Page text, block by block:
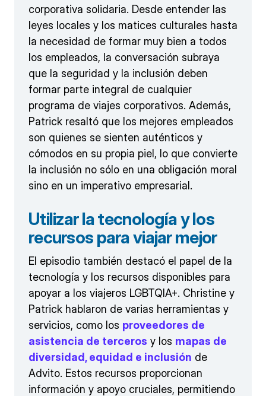
corporativa solidaria. Desde entender las
leyes locales y los matices culturales hasta
la necesidad de formar muy bien a todos
los empleados, la conversación subraya
que la seguridad y la inclusión deben
formar parte integral de cualquier
programa de viajes corporativos. Además,
Patrick resaltó que los mejores empleados
son quienes se sienten auténticos y
cómodos en su propia piel, lo que convierte
la inclusión no sólo en una obligación moral
sino en un imperativo empresarial.
Utilizar la tecnología y los
recursos para viajar mejor
El episodio también destacó el papel de la
tecnología y los recursos disponibles para
apoyar a los viajeros LGBTQIA+. Christine y
Patrick hablaron de varias herramientas y
servicios, como los proveedores de
asistencia de terceros y los mapas de
diversidad, equidad e inclusión de
Advito. Estos recursos proporcionan
información y apoyo cruciales, permitiendo